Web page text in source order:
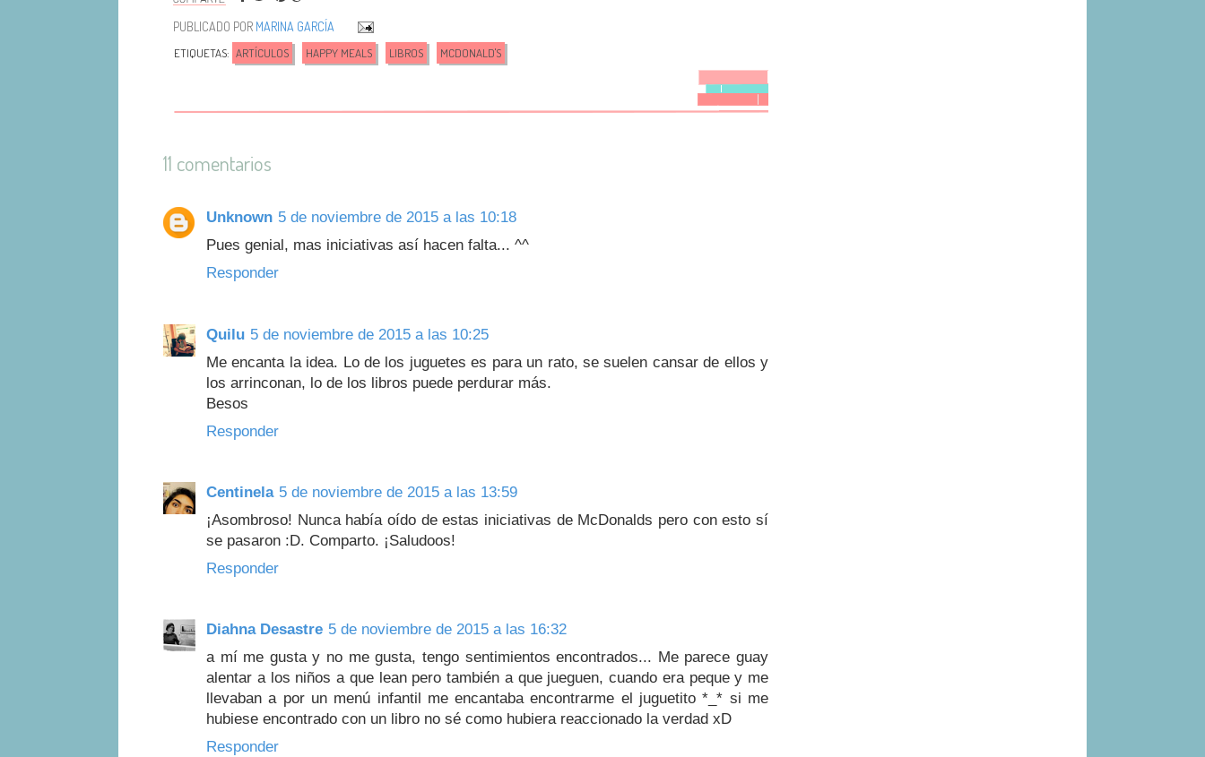
PUBLICADO POR MARINA GARCÍA
ETIQUETAS: ARTÍCULOS HAPPY MEALS LIBROS MCDONALD'S
11 comentarios
Unknown 5 de noviembre de 2015 a las 10:18
Pues genial, mas iniciativas así hacen falta... ^^
Responder
Quilu 5 de noviembre de 2015 a las 10:25
Me encanta la idea. Lo de los juguetes es para un rato, se suelen cansar de ellos y
los arrinconan, lo de los libros puede perdurar más.
Besos
Responder
Centinela 5 de noviembre de 2015 a las 13:59
¡Asombroso! Nunca había oído de estas iniciativas de McDonalds pero con esto sí
se pasaron :D. Comparto. ¡Saludoos!
Responder
Diahna Desastre 5 de noviembre de 2015 a las 16:32
a mí me gusta y no me gusta, tengo sentimientos encontrados... Me parece guay
alentar a los niños a que lean pero también a que jueguen, cuando era peque y me
llevaban a por un menú infantil me encantaba encontrarme el juguetito *_* si me
hubiese encontrado con un libro no sé como hubiera reaccionado la verdad xD
Responder